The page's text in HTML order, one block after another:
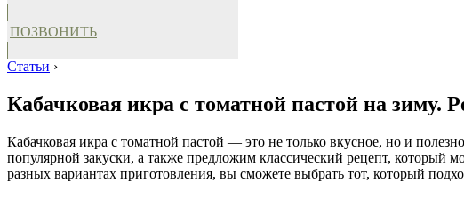
ПОЗВОНИТЬ
Статьи ›
Кабачковая икра с томатной пастой на зиму.
Кабачковая икра с томатной пастой — это не только вкусное, но и
популярной закуски, а также предложим классический рецепт,
разных вариантах приготовления, вы сможете выбрать тот, который